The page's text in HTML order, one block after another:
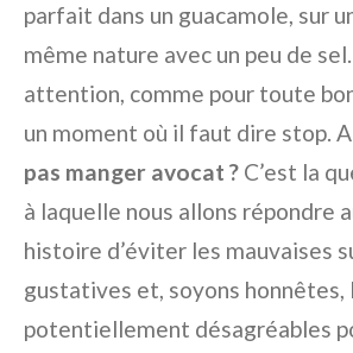
parfait dans un guacamole, sur
même nature avec un peu de
attention, comme pour toute
un moment où il faut dire stop.
pas manger avocat ? C’est la
à laquelle nous allons répondre
histoire d’éviter les mauvaises
gustatives et, soyons honnêtes,
potentiellement désagréables